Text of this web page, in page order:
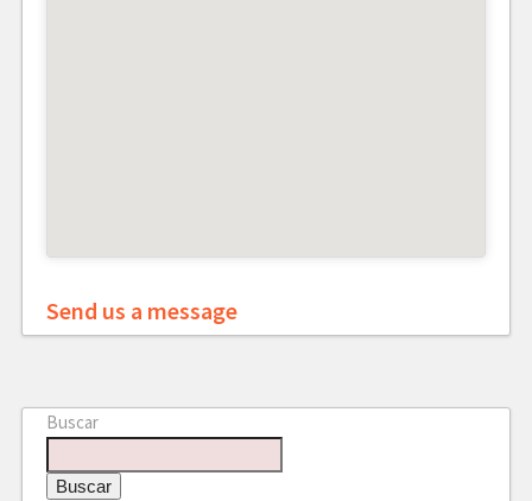
Send us a message
Buscar
Buscar